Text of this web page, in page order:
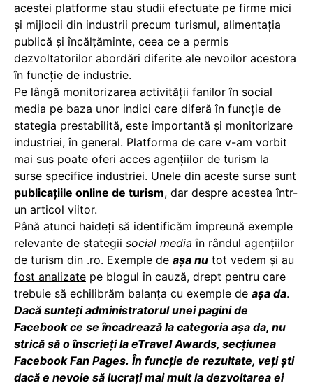
acestei platforme stau studii efectuate pe firme mici
și mijlocii din industrii precum turismul, alimentația
publică și încălțăminte, ceea ce a permis
dezvoltatorilor abordări diferite ale nevoilor acestora
în funcție de industrie.
Pe lângă monitorizarea activității fanilor în social
media pe baza unor indici care diferă în funcție de
stategia prestabilită, este importantă și monitorizare
industriei, în general. Platforma de care v-am vorbit
mai sus poate oferi acces agențiilor de turism la
surse specifice industriei. Unele din aceste surse sunt
publicațiile online de turism, dar despre acestea într-
un articol viitor.
Până atunci haideți să identificăm împreună exemple
relevante de stategii social media în rândul agențiilor
de turism din .ro. Exemple de așa nu tot vedem și au
fost analizate pe blogul în cauză, drept pentru care
trebuie să echilibrăm balanța cu exemple de așa da.
Dacă sunteți administratorul unei pagini de
Facebook ce se încadrează la categoria așa da, nu
strică să o înscrieți la eTravel Awards, secțiunea
Facebook Fan Pages. În funcție de rezultate, veți ști
dacă e nevoie să lucrați mai mult la dezvoltarea ei